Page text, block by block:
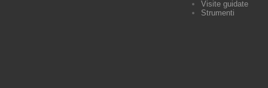
Visite guidate
Strumenti